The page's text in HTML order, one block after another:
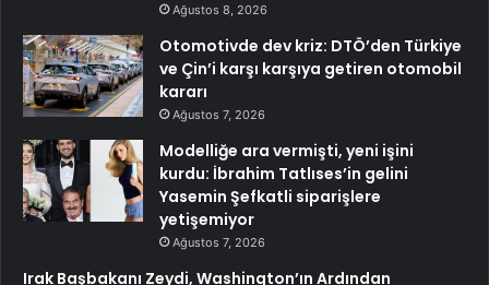
Ağustos 8, 2026
Otomotivde dev kriz: DTÖ’den Türkiye
ve Çin’i karşı karşıya getiren otomobil
kararı
Ağustos 7, 2026
Modelliğe ara vermişti, yeni işini
kurdu: İbrahim Tatlıses’in gelini
Yasemin Şefkatli siparişlere
yetişemiyor
Ağustos 7, 2026
Irak Başbakanı Zeydi, Washington’ın Ardından